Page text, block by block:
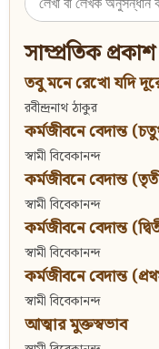
for:
সাম্প্রতিক প্রকাশ
তবু মনে রেখো যদি
রবীন্দ্রনাথ ঠাকুর
কর্মজীবনে বেদান্ত
স্বামী বিবেকানন্দ
কর্মজীবনে বেদান্ত
স্বামী বিবেকানন্দ
কর্মজীবনে বেদান্ত
স্বামী বিবেকানন্দ
কর্মজীবনে বেদান্ত
স্বামী বিবেকানন্দ
আত্মার মুক্তস্বভাব